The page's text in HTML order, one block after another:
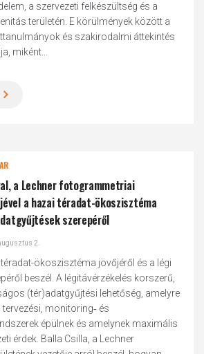
a szervezeti felkészültség és a
területén. E körülmények között a
és szakirodalmi áttekintés
miként...
a Lechner fotogrammetriai
a hazai téradat-ökoszisztéma
szerepéről
2.
téradat-ökoszisztéma jövőjéről és a légi
beszél. A légitávérzékelés korszerű,
(tér)adatgyűjtési lehetőség, amelyre
monitoring‑ és
épülnek és amelynek maximális
érdek. Balla Csilla, a Lechner